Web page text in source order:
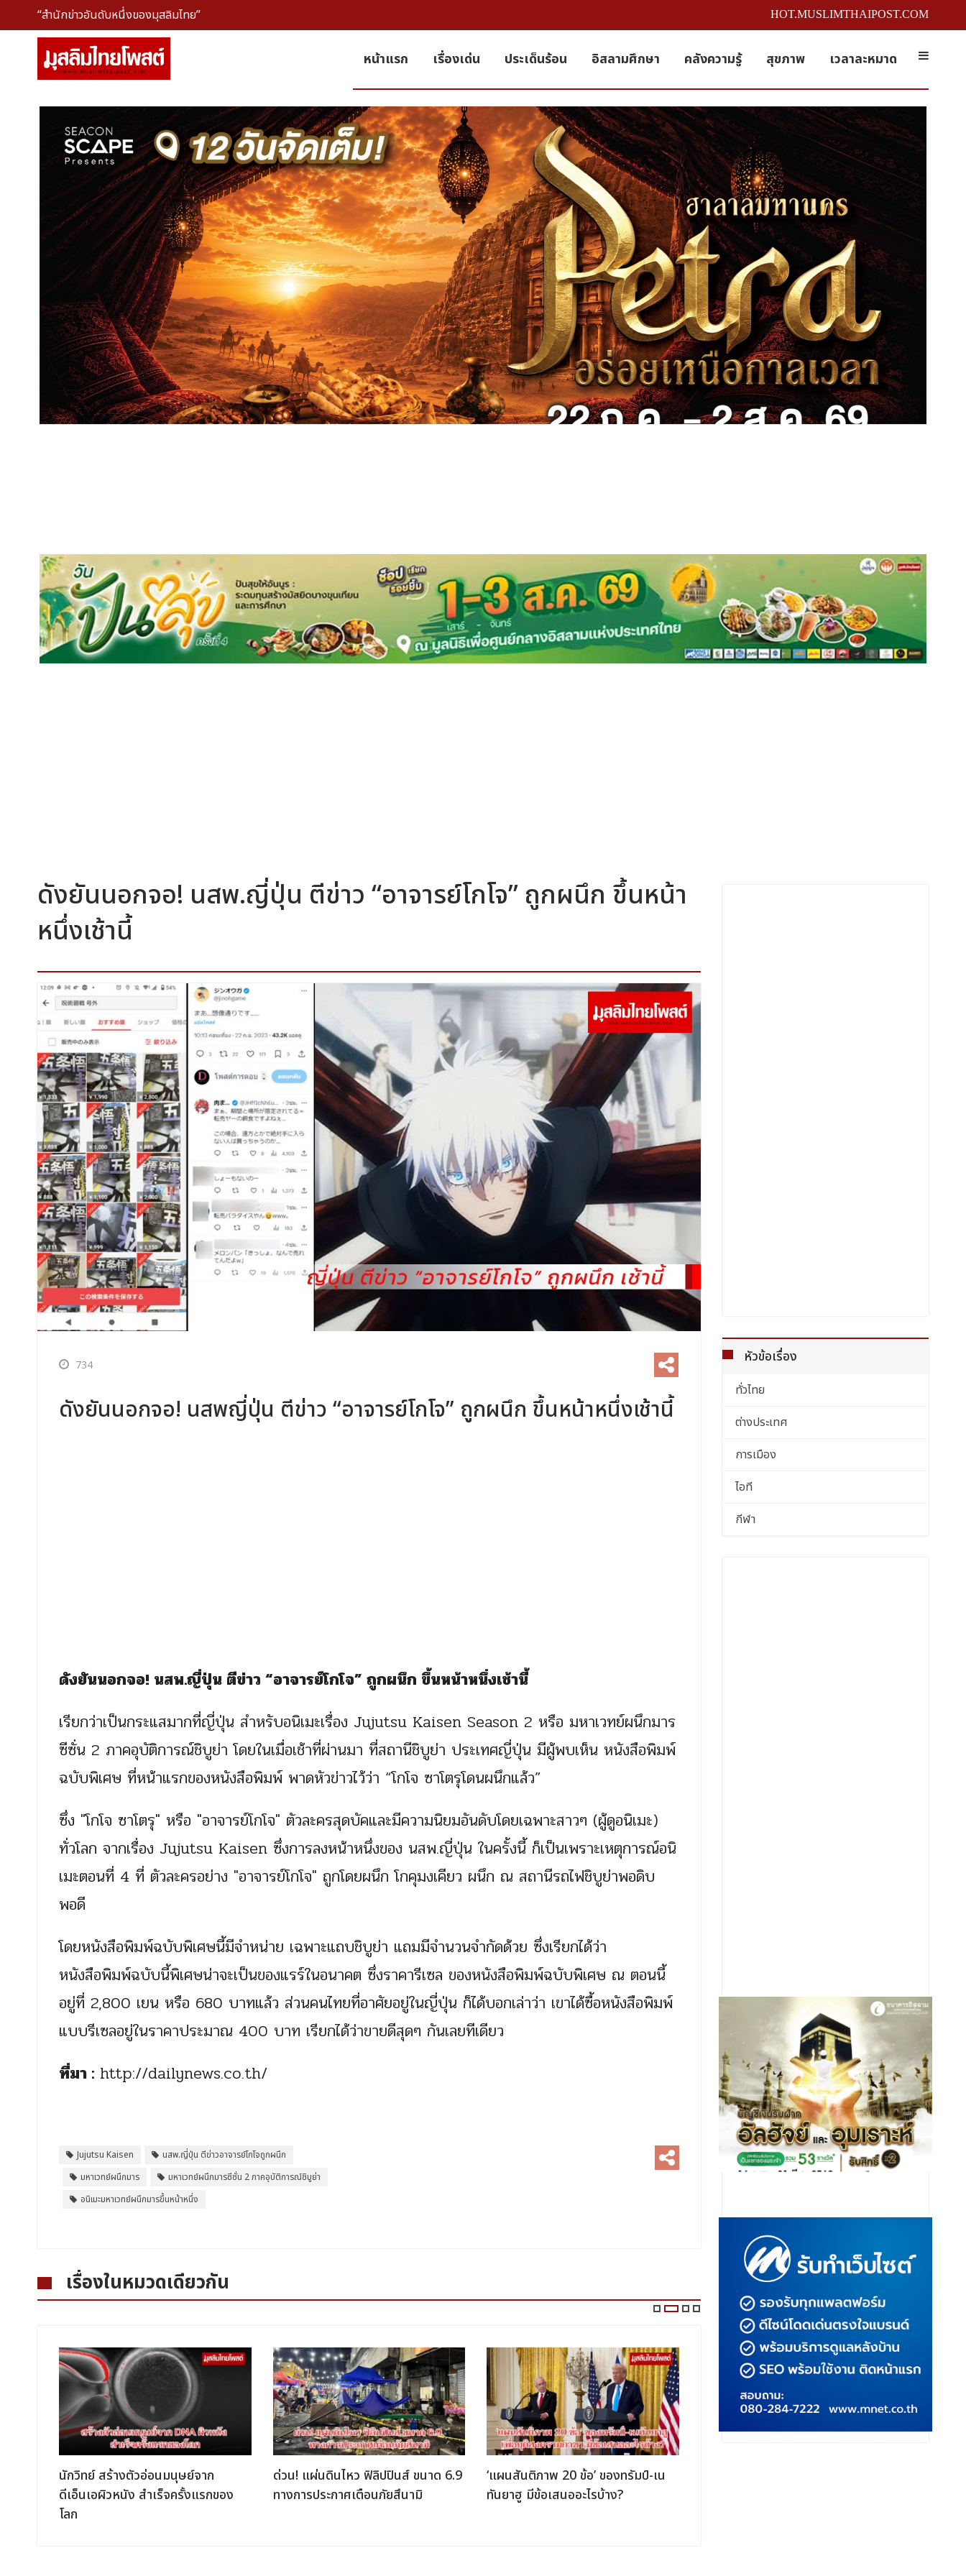
“สำนักข่าวอันดับหนึ่งของมุสลิมไทย” HOT.MUSLIMTHAIPOST.COM
หน้าแรก เรื่องเด่น ประเด็นร้อน อิสลามศึกษา คลังความรู้ สุขภาพ เวลาละหมาด
ดังยันนอกจอ! นสพ.ญี่ปุ่น ตีข่าว “อาจารย์โกโจ” ถูกผนึก ขึ้นหน้า
หนึ่งเช้านี้
734
ดังยันนอกจอ! นสพญี่ปุ่น ตีข่าว “อาจารย์โกโจ” ถูกผนึก ขึ้นหน้าหนึ่งเช้านี้
ดังยันนอกจอ! นสพ.ญี่ปุ่น ตีข่าว “อาจารย์โกโจ” ถูกผนึก ขึ้นหน้าหนึ่งเช้านี้
เรียกว่าเป็นกระแสมากที่ญี่ปุ่น สำหรับอนิเมะเรื่อง Jujutsu Kaisen Season 2 หรือ มหาเวทย์ผนึกมาร
ซีซั่น 2 ภาคอุบัติการณ์ชิบูย่า โดยในเมื่อเช้าที่ผ่านมา ที่สถานีชิบูย่า ประเทศญี่ปุ่น มีผู้พบเห็น หนังสือพิมพ์
ฉบับพิเศษ ที่หน้าแรกของหนังสือพิมพ์ พาดหัวข่าวไว้ว่า “โกโจ ซาโตรุโดนผนึกแล้ว”
ซึ่ง "โกโจ ซาโตรุ" หรือ "อาจารย์โกโจ" ตัวละครสุดบัคและมีความนิยมอันดับโดยเฉพาะสาวๆ (ผู้ดูอนิเมะ)
ทั่วโลก จากเรื่อง Jujutsu Kaisen ซึ่งการลงหน้าหนึ่งของ นสพ.ญี่ปุ่น ในครั้งนี้ ก็เป็นเพราะเหตุการณ์อนิ
เมะตอนที่ 4 ที่ ตัวละครอย่าง "อาจารย์โกโจ" ถูกโดยผนึก โกคุมงเคียว ผนึก ณ สถานีรถไฟชิบูย่าพอดิบ
พอดี
โดยหนังสือพิมพ์ฉบับพิเศษนี้มีจำหน่าย เฉพาะแถบชิบูย่า แถมมีจำนวนจำกัดด้วย ซึ่งเรียกได้ว่า
หนังสือพิมพ์ฉบับนี้พิเศษน่าจะเป็นของแรร์ในอนาคต ซึ่งราคารีเซล ของหนังสือพิมพ์ฉบับพิเศษ ณ ตอนนี้
อยู่ที่ 2,800 เยน หรือ 680 บาทแล้ว ส่วนคนไทยที่อาศัยอยู่ในญี่ปุ่น ก็ได้บอกเล่าว่า เขาได้ซื้อหนังสือพิมพ์
แบบรีเซลอยู่ในราคาประมาณ 400 บาท เรียกได้ว่าขายดีสุดๆ กันเลยทีเดียว
ที่มา : http://dailynews.co.th/
Jujutsu Kaisen
นสพ.ญี่ปุ่น ตีข่าวอาจารย์โกโจถูกผนึก
มหาเวทย์ผนึกมาร
มหาเวทย์ผนึกมารซีซั่น 2 ภาคอุบัติการณ์ชิบูย่า
อนิเมะมหาเวทย์ผนึกมารขึ้นหน้าหนึ่ง
เรื่องในหมวดเดียวกัน
นักวิทย์ สร้างตัวอ่อนมนุษย์จาก
ดีเอ็นเอผิวหนัง สำเร็จครั้งแรกของ
โลก
ด่วน! แผ่นดินไหว ฟิลิปปินส์ ขนาด 6.9
ทางการประกาศเตือนภัยสึนามิ
‘แผนสันติภาพ 20 ข้อ’ ของทรัมป์-เน
ทันยาฮู มีข้อเสนออะไรบ้าง?
หัวข้อเรื่อง
ทั่วไทย
ต่างประเทศ
การเมือง
ไอที
กีฬา